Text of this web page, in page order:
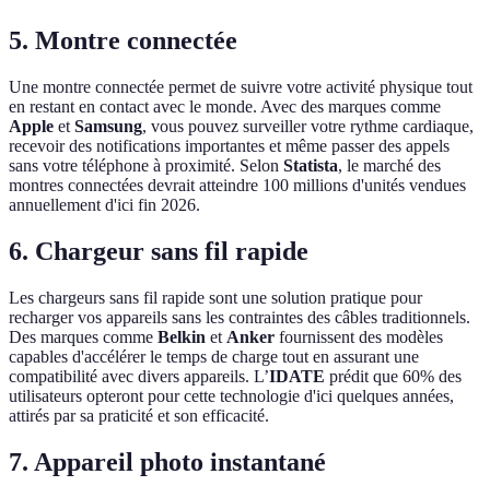
5. Montre connectée
Une montre connectée permet de suivre votre activité physique tout
en restant en contact avec le monde. Avec des marques comme
Apple et Samsung, vous pouvez surveiller votre rythme cardiaque,
recevoir des notifications importantes et même passer des appels
sans votre téléphone à proximité. Selon Statista, le marché des
montres connectées devrait atteindre 100 millions d'unités vendues
annuellement d'ici fin 2026.
6. Chargeur sans fil rapide
Les chargeurs sans fil rapide sont une solution pratique pour
recharger vos appareils sans les contraintes des câbles traditionnels.
Des marques comme Belkin et Anker fournissent des modèles
capables d'accélérer le temps de charge tout en assurant une
compatibilité avec divers appareils. L’IDATE prédit que 60% des
utilisateurs opteront pour cette technologie d'ici quelques années,
attirés par sa praticité et son efficacité.
7. Appareil photo instantané